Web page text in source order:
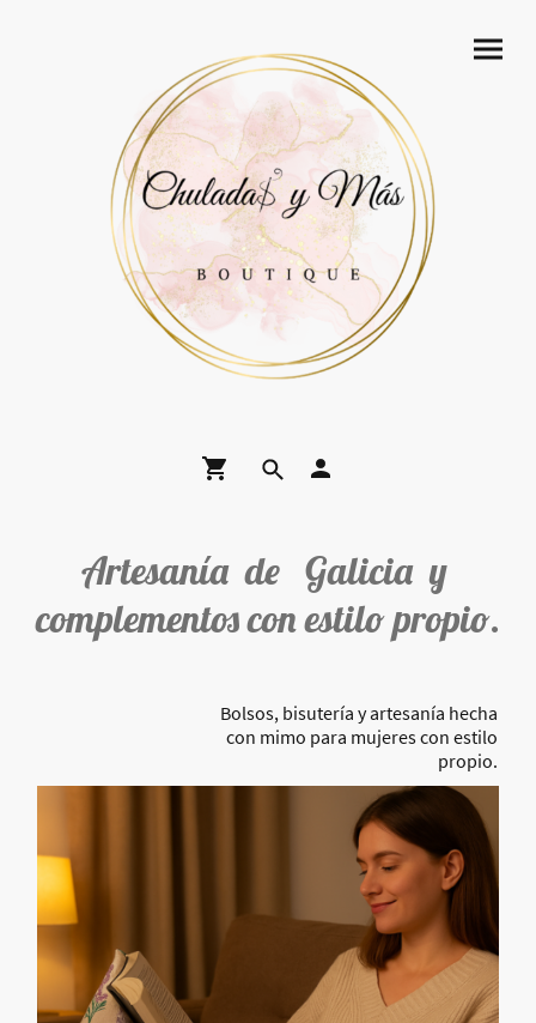
Artesanía de Galicia y
complementos con estilo propio.
Bolsos, bisutería y artesanía hecha
con mimo para mujeres con estilo
propio.